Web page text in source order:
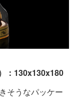
：130x130x180
そうなパッケー